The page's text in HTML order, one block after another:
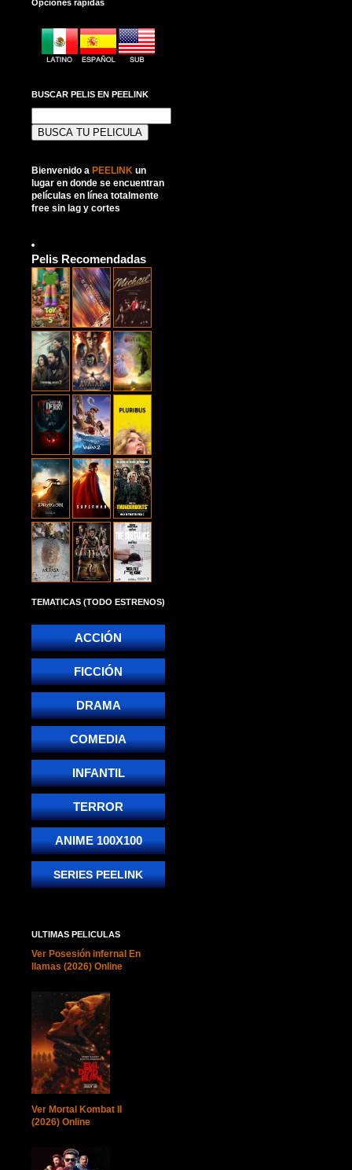
Opciones rápidas
BUSCAR PELIS EN PEELINK
Bienvenido a PEELINK un
lugar en donde se encuentran
películas en línea totalmente
free sin lag y cortes
Pelis Recomendadas
TEMATICAS (TODO ESTRENOS)
ACCIÓN
FICCIÓN
DRAMA
COMEDIA
INFANTIL
TERROR
ANIME 100X100
SERIES PEELINK
ULTIMAS PELICULAS
Ver Posesión infernal En
llamas (2026) Online
Ver Mortal Kombat II
(2026) Online